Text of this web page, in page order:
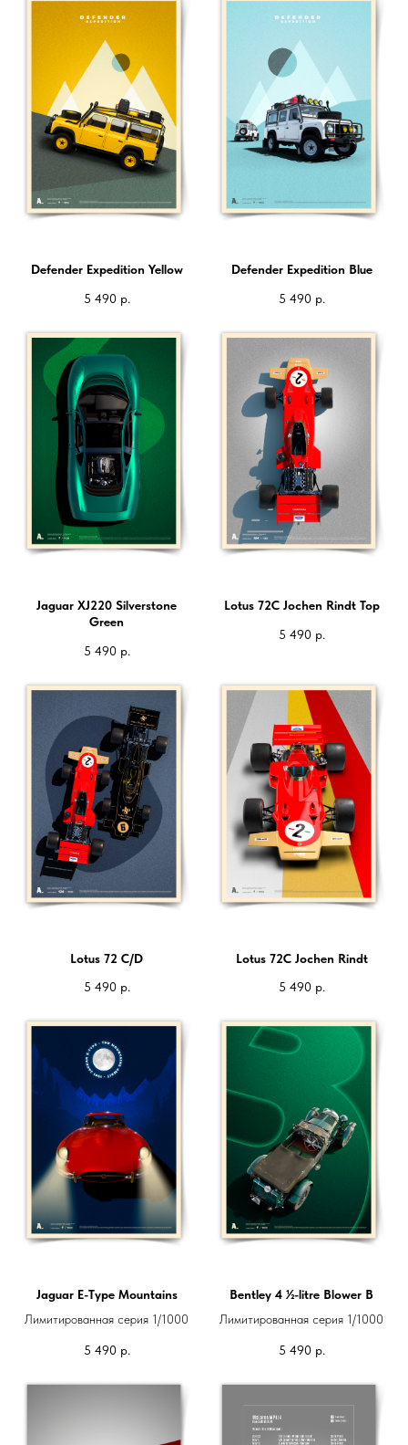
Defender Expedition Yellow
5 490 р.
Defender Expedition Blue
5 490 р.
Jaguar XJ220 Silverstone
Green
5 490 р.
Lotus 72C Jochen Rindt Top
5 490 р.
Lotus 72 C/D
5 490 р.
Lotus 72C Jochen Rindt
5 490 р.
Jaguar E-Type Mountains
Лимитированная серия 1/1000
5 490 р.
Bentley 4 ½-litre Blower B
Лимитированная серия 1/1000
5 490 р.